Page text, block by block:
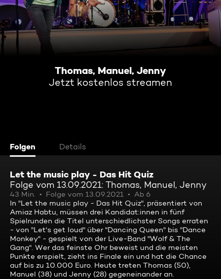
Thomas, Manuel, Jenny
Jetzt kostenlos streamen
Folgen Details
Let the music play - Das Hit Quiz
Folge vom 13.09.2021: Thomas, Manuel, Jenny
43 Min. Folge vom 13.09.2021
Ab 6
In "Let the music play - Das Hit Quiz", präsentiert von
Amiaz Habtu, müssen drei Kandidat:innen in fünf
Spielrunden die Titel unterschiedlichster Songs erraten
- von "Let's get loud" über "Dancing Queen" bis "Dance
Monkey" - gespielt von der Live-Band "Wolf & The
Gang". Wer das feinste Ohr beweist und die meisten
Punkte erspielt, zieht ins Finale ein und hat die Chance
auf bis zu 10.000 Euro. Heute treten Thomas (50),
Manuel (38) und Jenny (28) gegeneinander an.